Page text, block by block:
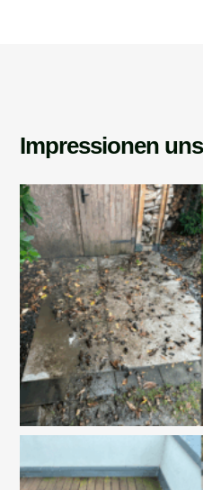
Impressionen